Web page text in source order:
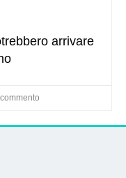
arrivare